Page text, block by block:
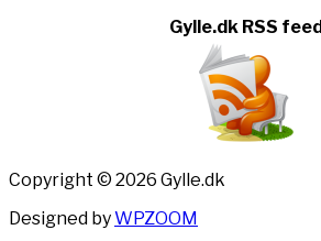
Gylle.dk RSS feed
Copyright © 2026 Gylle.dk
Designed byWPZOOM